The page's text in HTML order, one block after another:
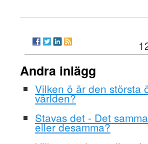
Andra inlägg
Vilken ö är den största
världen?
Stavas det - Det
eller desamma?